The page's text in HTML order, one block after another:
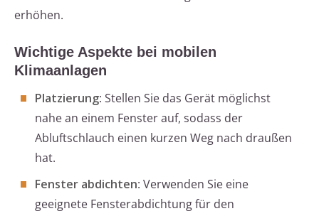
erhöhen.
Wichtige Aspekte bei mobilen
Klimaanlagen
Platzierung: Stellen Sie das Gerät möglichst
nahe an einem Fenster auf, sodass der
Abluftschlauch einen kurzen Weg nach draußen
hat.
Fenster abdichten: Verwenden Sie eine
geeignete Fensterabdichtung für den